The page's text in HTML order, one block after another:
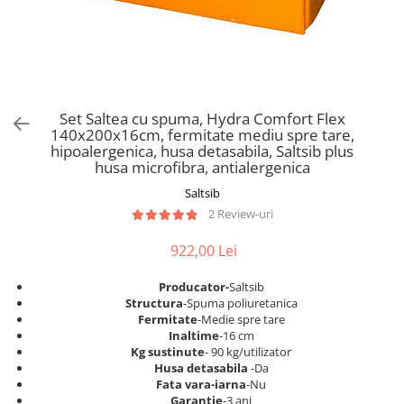
Saltele Memory Pocket
Saltele cu plasa arcuri
Saltele cu spuma
Saltele cu spuma poliuretanica
Saltele 140x200
Saltele 160x200
Saltele 180x200
Top saltele
Scaune pentru living
Seturi comode living si vitrine
Etajere Birou
Dulap birou
Birouri
Scaune pentru birou
Scaune pentru vizitatori
Scaune birou copii
Scaune resigilate
Scaune gradinita
Scaune terasa si outdoor
Set Saltea cu spuma, Hydra Comfort Flex
140x200x16cm, fermitate mediu spre tare,
hipoalergenica, husa detasabila, Saltsib plus
husa microfibra, antialergenica
Saltsib
2 Review-uri
922,00 Lei
Producator-Saltsib
Structura-Spuma poliuretanica
Fermitate-Medie spre tare
Inaltime-16 cm
Kg sustinute- 90 kg/utilizator
Husa detasabila -Da
Fata vara-iarna-Nu
Garantie-3 ani